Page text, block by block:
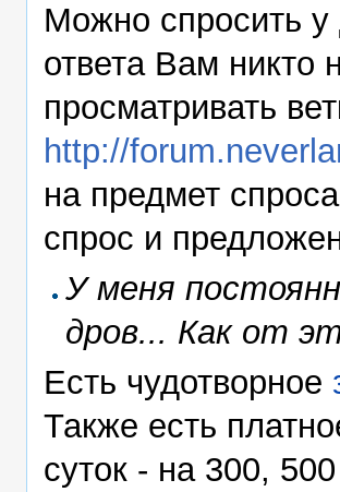
Можно спросить у
ответа Вам никто
просматривать
http://
на предмет
спрос и
У меня
дров... Как от
Есть чудотворное
Также есть
суток - на 300,